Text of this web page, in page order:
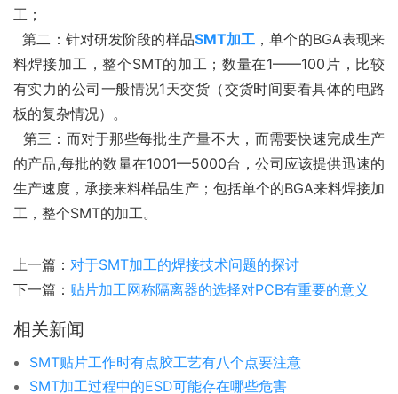
工；
第二：针对研发阶段的样品SMT加工 ，单个的BGA表现来
料焊接加工，整个SMT的加工；数量在1——100片，比较
有实力的公司一般情况1天交货（交货时间要看具体的电路
板的复杂情况）。
第三：而对于那些每批生产量不大，而需要快速完成生产
的产品,每批的数量在1001—5000台，公司应该提供迅速的
生产速度，承接来料样品生产；包括单个的BGA来料焊接加
工，整个SMT的加工。
上一篇： 对于SMT加工的焊接技术问题的探讨
下一篇： 贴片加工网称隔离器的选择对PCB有重要的意义
相关新闻
SMT贴片工作时有点胶工艺有八个点要注意
SMT加工过程中的ESD可能存在哪些危害